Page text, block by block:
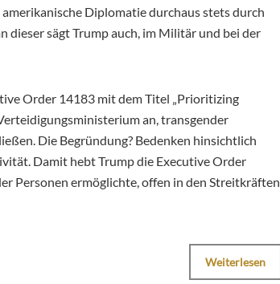
Diplomatie durchaus stets durch
dieser sägt Trump auch, im Militär und bei der
Order 14183 mit dem Titel „Prioritizing
an, transgender
Die Begründung? Bedenken hinsichtlich
Damit hebt Trump die Executive Order
Personen ermöglichte, offen in den Streitkräften
Weiterlesen